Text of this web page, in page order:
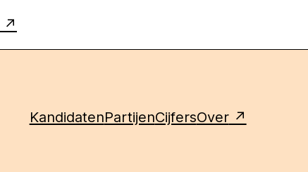
KandidatenPartijenCijfersOver